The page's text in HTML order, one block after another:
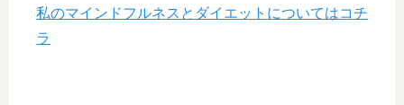
私のマインドフルネスとダイエットについてはコチ
ラ